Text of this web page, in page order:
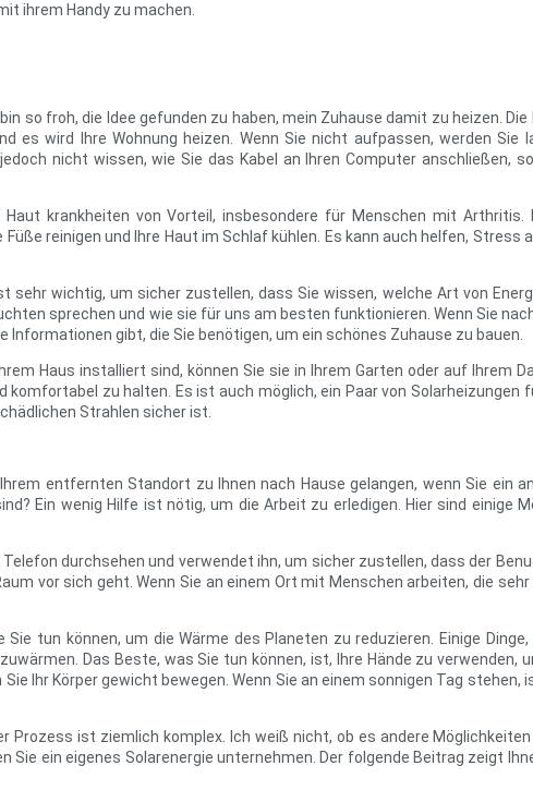
ihrem Handy zu machen.
so froh, die Idee gefunden zu haben, mein Zuhause damit zu heizen.
es wird Ihre Wohnung heizen. Wenn Sie nicht aufpassen, werden Sie
nicht wissen, wie Sie das Kabel an Ihren Computer anschließen,
krankheiten von Vorteil, insbesondere für Menschen mit
reinigen und Ihre Haut im Schlaf kühlen. Es kann auch helfen,
wichtig, um sicher zustellen, dass Sie wissen, welche Art von
sprechen und wie sie für uns am besten funktionieren. Wenn Sie
gibt, die Sie benötigen, um ein schönes Zuhause zu bauen.
Haus installiert sind, können Sie sie in Ihrem Garten oder auf Ihrem
komfortabel zu halten. Es ist auch möglich, ein Paar von Solarheizungen
Strahlen sicher ist.
entfernten Standort zu Ihnen nach Hause gelangen, wenn Sie ein
Ein wenig Hilfe ist nötig, um die Arbeit zu erledigen. Hier sind einige
durchsehen und verwendet ihn, um sicher zustellen, dass der
vor sich geht. Wenn Sie an einem Ort mit Menschen arbeiten, die
tun können, um die Wärme des Planeten zu reduzieren. Einige
Das Beste, was Sie tun können, ist, Ihre Hände zu verwenden,
Ihr Körper gewicht bewegen. Wenn Sie an einem sonnigen Tag
ist ziemlich komplex. Ich weiß nicht, ob es andere
ein eigenes Solarenergie unternehmen. Der folgende Beitrag zeigt